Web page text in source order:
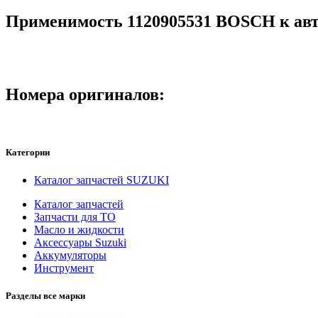
Применимость 1120905531 BOSCH к
Номера оригиналов:
Категории
Каталог запчастей SUZUKI
Каталог запчастей
Запчасти для ТО
Масло и жидкости
Аксессуары Suzuki
Аккумуляторы
Инструмент
Разделы все марки